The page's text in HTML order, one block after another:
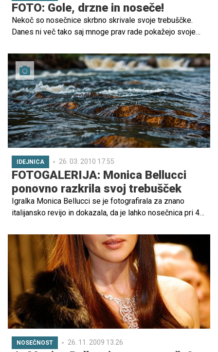
FOTO: Gole, drzne in noseče!
Nekoč so nosečnice skrbno skrivale svoje trebuščke.
Danes ni več tako saj mnoge prav rade pokažejo svoje
spomin, deset zvezdnic pa se je v nosečnosti
fotografiralo tudi za naslovnico revije.
IDEJNICA 26. 03. 2010 17.55
FOTOGALERIJA: Monica Bellucci
ponovno razkrila svoj trebušček
Igralka Monica Bellucci se je fotografirala za znano
italijansko revijo in dokazala, da je lahko nosečnica pri 45
NOSEČNOST 26. 11. 2009 13.26